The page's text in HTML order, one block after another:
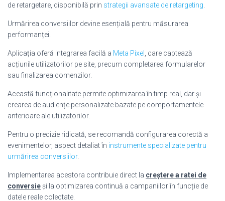
de retargetare, disponibilă prin strategii avansate de retargeting
Urmărirea conversiilor devine esențială pentru măsurarea
performanței.
Aplicația oferă integrarea facilă a Meta Pixel
, care captează
acțiunile utilizatorilor pe site, precum completarea formularelor
sau finalizarea comenzilor.
Această funcționalitate permite optimizarea în timp real, dar și
crearea de audiențe personalizate bazate pe comportamentele
anterioare ale utilizatorilor.
Pentru o precizie ridicată, se recomandă configurarea corectă a
evenimentelor, aspect detaliat în instrumente specializate pentru
urmărirea conversiilor.
Implementarea acestora contribuie direct la creștere a ratei de
conversieși la optimizarea continuă a campaniilor în funcție de
datele reale colectate.